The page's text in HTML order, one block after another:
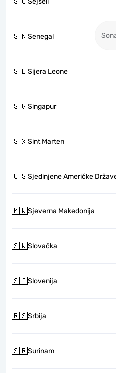
Sejšeli
🇸🇳Senegal
🇸🇱Sijera Leone
🇸🇬Singapur
🇸🇽Sint Marten
🇺🇸Sjedinjene Američke
🇲🇰Sjeverna Makedonija
🇸🇰Slovačka
🇸🇮Slovenija
🇷🇸Srbija
🇸🇷Surinam